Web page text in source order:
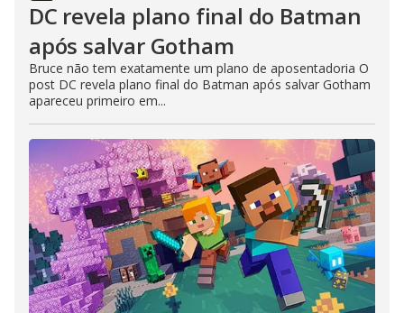
DC revela plano final do Batman
após salvar Gotham
Bruce não tem exatamente um plano de aposentadoria O
post DC revela plano final do Batman após salvar Gotham
apareceu primeiro em...